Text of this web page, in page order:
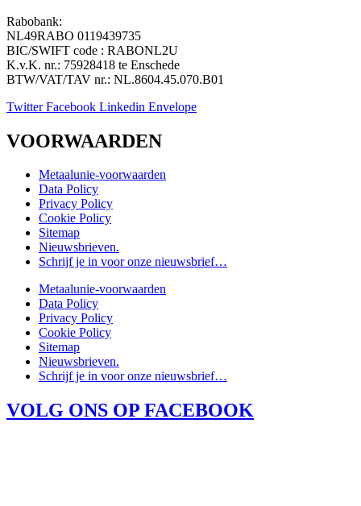
Rabobank:
NL49RABO 0119439735
BIC/SWIFT code : RABONL2U
K.v.K. nr.: 75928418 te Enschede
BTW/VAT/TAV nr.: NL.8604.45.070.B01
Twitter Facebook Linkedin Envelope
VOORWAARDEN
Metaalunie-voorwaarden
Data Policy
Privacy Policy
Cookie Policy
Sitemap
Nieuwsbrieven.
Schrijf je in voor onze nieuwsbrief…
Metaalunie-voorwaarden
Data Policy
Privacy Policy
Cookie Policy
Sitemap
Nieuwsbrieven.
Schrijf je in voor onze nieuwsbrief…
VOLG ONS OP FACEBOOK